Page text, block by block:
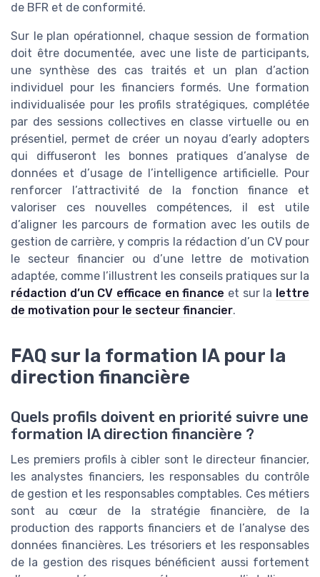
de BFR et de conformité.
Sur le plan opérationnel, chaque session de formation
doit être documentée, avec une liste de participants,
une synthèse des cas traités et un plan d’action
individuel pour les financiers formés. Une formation
individualisée pour les profils stratégiques, complétée
par des sessions collectives en classe virtuelle ou en
présentiel, permet de créer un noyau d’early adopters
qui diffuseront les bonnes pratiques d’analyse de
données et d’usage de l’intelligence artificielle. Pour
renforcer l’attractivité de la fonction finance et
valoriser ces nouvelles compétences, il est utile
d’aligner les parcours de formation avec les outils de
gestion de carrière, y compris la rédaction d’un CV pour
le secteur financier ou d’une lettre de motivation
adaptée, comme l’illustrent les conseils pratiques sur la
rédaction d’un CV efficace en finance et sur la lettre
de motivation pour le secteur financier.
FAQ sur la formation IA pour la
direction financière
Quels profils doivent en priorité suivre une
formation IA direction financière ?
Les premiers profils à cibler sont le directeur financier,
les analystes financiers, les responsables du contrôle
de gestion et les responsables comptables. Ces métiers
sont au cœur de la stratégie financière, de la
production des rapports financiers et de l’analyse des
données financières. Les trésoriers et les responsables
de la gestion des risques bénéficient aussi fortement